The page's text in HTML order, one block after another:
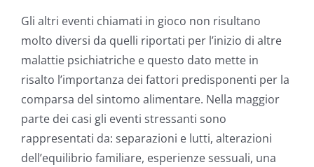
Gli altri eventi chiamati in gioco non risultano
molto diversi da quelli riportati per l’inizio di altre
malattie psichiatriche e questo dato mette in
risalto l’importanza dei fattori predisponenti per la
comparsa del sintomo alimentare. Nella maggior
parte dei casi gli eventi stressanti sono
rappresentati da: separazioni e lutti, alterazioni
dell’equilibrio familiare, esperienze sessuali, una